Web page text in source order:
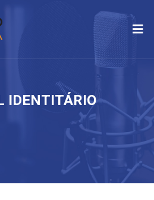
IDENTITÁRIO